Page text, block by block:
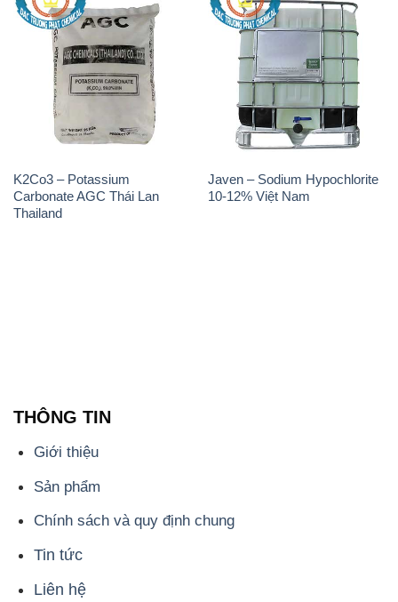
K2Co3 – Potassium
Carbonate AGC Thái Lan
Thailand
Javen – Sodium Hypochlorite
10-12% Việt Nam
Chính sách và quy định chung
Tin tức
Liên hệ
📞
PHÒNG KINH DOANH - CÔNG TY HÓA CHẤT
ĐẮC TRƯỜNG PHÁT